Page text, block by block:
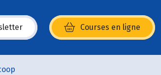
Courses en ligne
une nouvelle fenêtre)